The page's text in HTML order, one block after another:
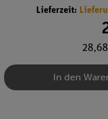
Lieferzeit:
In den